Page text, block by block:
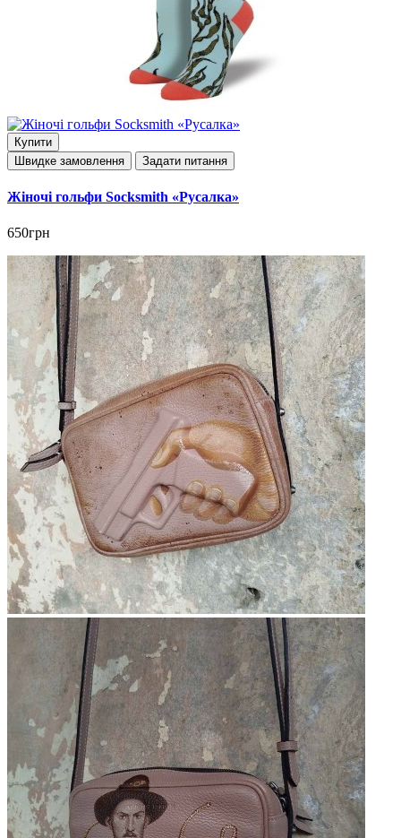
Купити
Швидке замовлення
Задати питання
Жіночі гольфи Socksmith «Русалка»
650грн